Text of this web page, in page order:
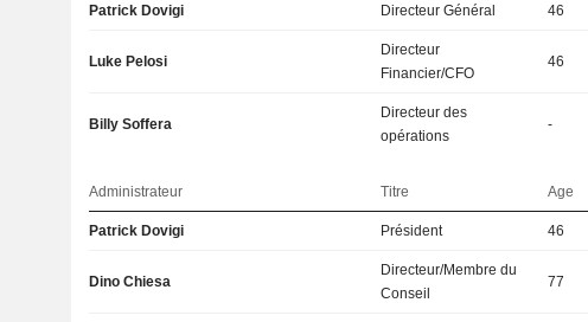
Patrick Dovigi Directeur Général 46
Luke Pelosi
Directeur
Financier/CFO
46
Billy Soffera
Directeur des
opérations
-
Administrateur Titre Age
Patrick Dovigi Président 46
Dino Chiesa
Directeur/Membre du
Conseil
77